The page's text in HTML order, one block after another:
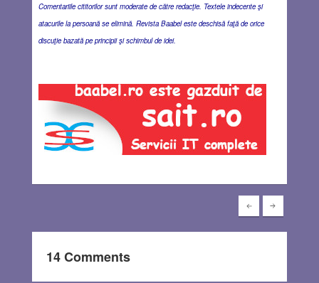
Comentariile cititorilor sunt moderate de către redacţie. Textele indecente şi
atacurile la persoană se elimină. Revista Baabel este deschisă faţă de orice
discuţie bazată pe principii şi schimbul de idei.
14 Comments